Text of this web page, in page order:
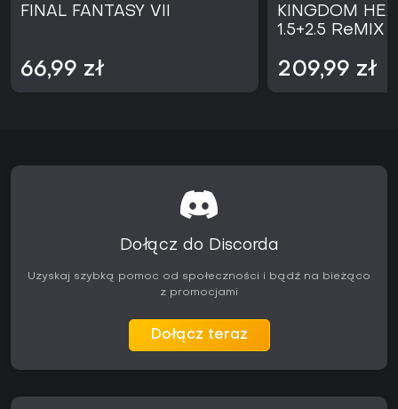
FINAL FANTASY VII
66,99 zł
KINGDOM
1.5+2.5 ReMIX -
209,99 zł
Dołącz do Discorda
Uzyskaj szybką pomoc od społeczności i bądź na bieżąco
z promocjami
Dołącz teraz